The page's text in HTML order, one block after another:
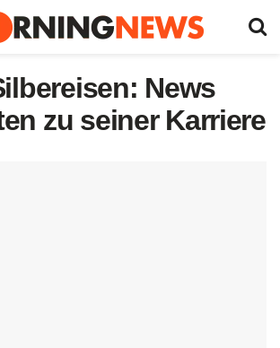
News
zu seiner Karriere